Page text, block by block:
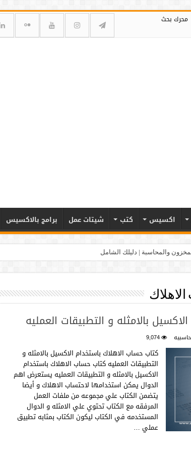
محرك بحث
اكسيس كتب شيتات عمل برامج بالاكسيس
والمحاسبة | دليلك الشامل
بالامثله و التطبيقات العمليه
9,074
كتاب حساب الاهلاك باستخدام الاكسيل بالامثله و
التطبيقات العمليه كتاب حساب الاهلاك باستخدام
الاكسيل بالامثله و التطبيقات العمليه يستعرض اهم
الدوال يمكن استخدامها لاحتساب الاهلاك و أيضا
يتضمن الكتاب علي مجموعه من ملفات العمل
المرفقه مع الكتاب تحتوي علي الامثله و الدوال
المستخدمه في الكتاب ليكون الكتاب بمثابه تطبيق
عملي …